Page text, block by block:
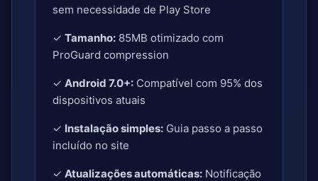
sem necessidade de Play Store
✓ Tamanho: 85MB otimizado com
ProGuard compression
✓ Android 7.0+: Compatível com 95% dos
dispositivos atuais
✓ Instalação simples: Guia passo a passo
incluído no site
✓ Atualizações automáticas: Notificação